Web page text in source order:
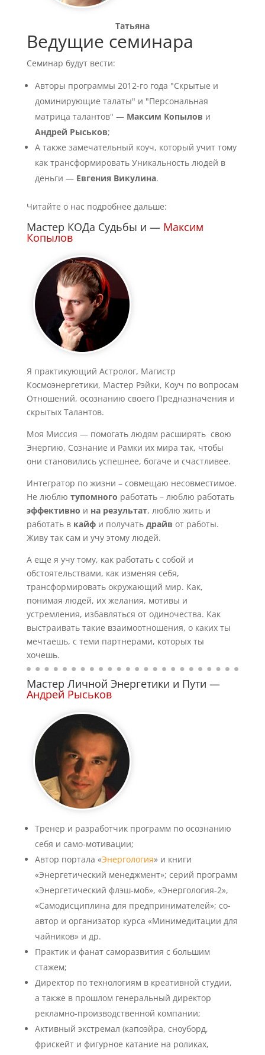
Татьяна
Ведущие семинара
Семинар будут вести:
Авторы программы 2012-го года "Скрытые и
доминирующие талаты" и "Персональная
матрица талантов" — Максим Копылов и
Андрей Рыськов;
А также замечательный коуч, который учит тому
как трансформировать Уникальность людей в
деньги — Евгения Викулина.
Читайте о нас подробнее дальше:
Мастер КОДа Судьбы и — Максим
Копылов
Я практикующий Астролог, Магистр
Космоэнергетики, Мастер Рэйки, Коуч по вопросам
Отношений, осознанию своего Предназначения и
скрытых Талантов.
Моя Миссия — помогать людям расширять свою
Энергию, Сознание и Рамки их мира так, чтобы
они становились успешнее, богаче и счастливее.
Интегратор по жизни – совмещаю несовместимое.
Не люблю тупомного работать – люблю работать
эффективно и на результат, люблю жить и
работать в кайфи получать драйв от работы.
Живу так сам и учу этому людей.
А еще я учу тому, как работать с собой и
обстоятельствами, как изменяя себя,
трансформировать окружающий мир. Как,
понимая людей, их желания, мотивы и
устремления, избавляться от одиночества. Как
выстраивать такие взаимоотношения, о каких ты
мечтаешь, с теми партнерами, которых ты
хочешь.
Мастер Личной Энергетики и Пути —
Андрей Рыськов
Тренер и разработчик программ по осознанию
себя и само-мотивации;
Автор портала «Энергология» и книги
«Энергетический менеджмент»; серий программ
«Энергетический флэш-моб», «Энергология-2»,
«Самодисциплина для предпринимателей»; со-
автор и организатор курса «Минимедитации для
чайников» и др.
Практик и фанат саморазвития с большим
стажем;
Директор по технологиям в креативной студии,
а также в прошлом генеральный директор
рекламно-производственной компании;
Активный экстремал (капоэйра, сноуборд,
фрискейт и фигурное катание на роликах,